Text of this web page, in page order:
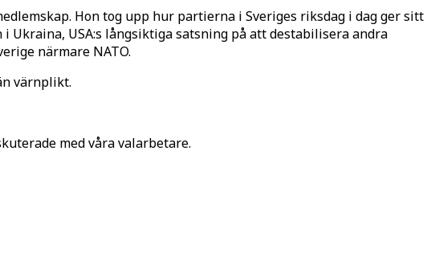
Hon tog upp hur partierna i Sveriges riksdag i dag ger sitt
Ukraina, USA:s långsiktiga satsning på att destabilisera andra
närmare NATO.
värnplikt.
med våra valarbetare.